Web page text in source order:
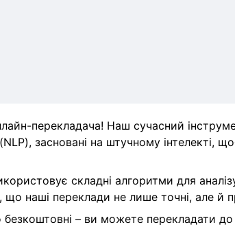
перекладача! Наш сучасний
засновані на штучному інтелекті,
складні алгоритми для
що наші переклади не лише точні, але й
– ви можете перекладати